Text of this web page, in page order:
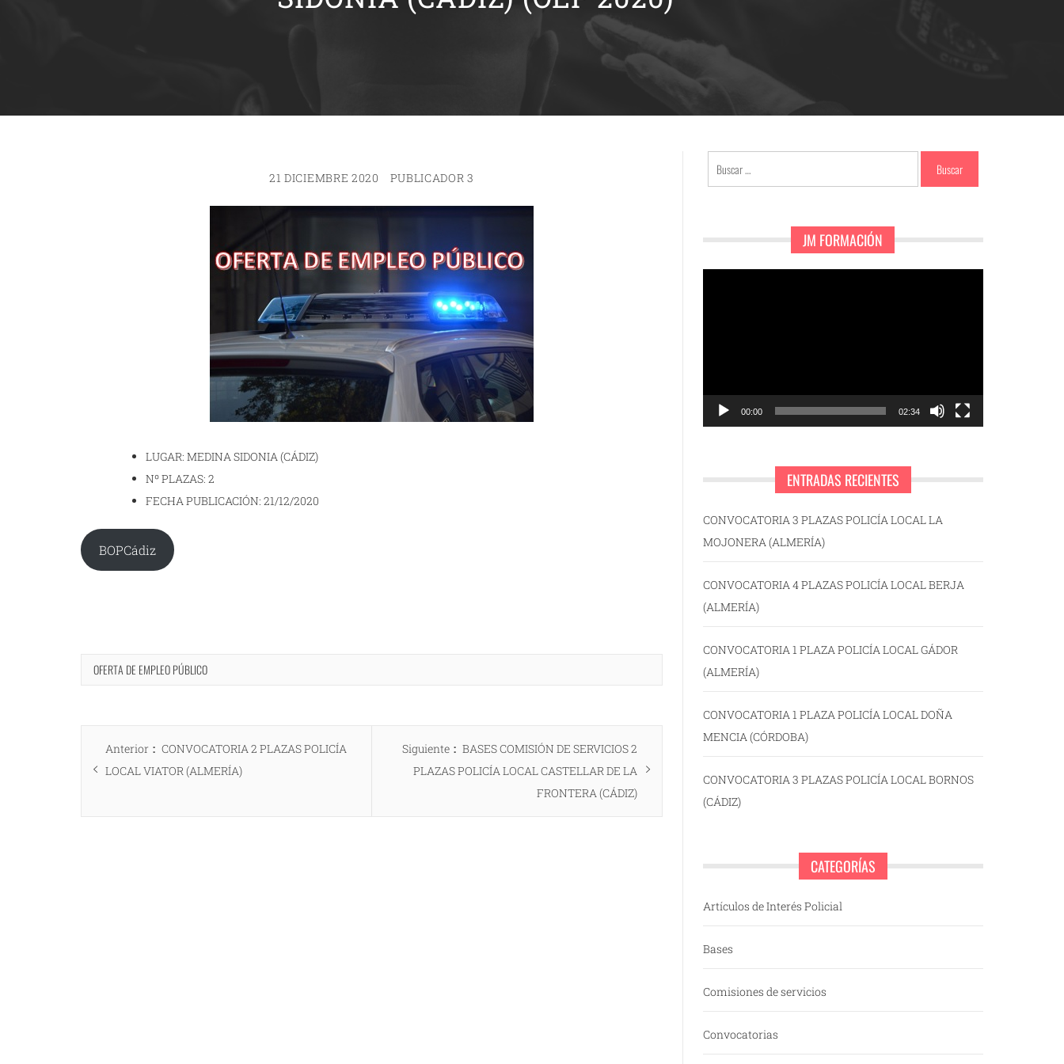
21 DICIEMBRE 2020 PUBLICADOR 3
LUGAR: MEDINA SIDONIA (CÁDIZ)
Nº PLAZAS: 2
FECHA PUBLICACIÓN: 21/12/2020
BOPCádiz
OFERTA DE EMPLEO PÚBLICO
Navegación
de Anterior
Entrada
anterior:
CONVOCATORIA 2 PLAZAS POLICÍA
LOCAL VIATOR (ALMERÍA)
Siguiente
Entrada
siguiente:
BASES COMISIÓN DE SERVICIOS 2
PLAZAS POLICÍA LOCAL CASTELLAR DE LA
FRONTERA (CÁDIZ)
Buscar:
JM FORMACIÓN
00:00 02:34
ENTRADAS RECIENTES
CONVOCATORIA 3 PLAZAS POLICÍA LOCAL LA
MOJONERA (ALMERÍA)
CONVOCATORIA 4 PLAZAS POLICÍA LOCAL BERJA
(ALMERÍA)
CONVOCATORIA 1 PLAZA POLICÍA LOCAL GÁDOR
(ALMERÍA)
CONVOCATORIA 1 PLAZA POLICÍA LOCAL DOÑA
MENCIA (CÓRDOBA)
CONVOCATORIA 3 PLAZAS POLICÍA LOCAL BORNOS
(CÁDIZ)
CATEGORÍAS
Artículos de Interés Policial
Bases
Comisiones de servicios
Convocatorias